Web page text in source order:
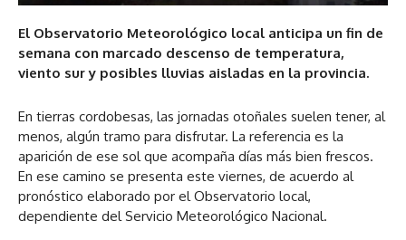
El Observatorio Meteorológico local anticipa un fin de
semana con marcado descenso de temperatura,
viento sur y posibles lluvias aisladas en la provincia.
En tierras cordobesas, las jornadas otoñales suelen tener, al
menos, algún tramo para disfrutar. La referencia es la
aparición de ese sol que acompaña días más bien frescos.
En ese camino se presenta este viernes, de acuerdo al
pronóstico elaborado por el Observatorio local,
dependiente del Servicio Meteorológico Nacional.